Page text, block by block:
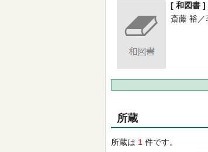
[ 和図書 ]
斎藤 裕
所蔵
所蔵は 1 件です。